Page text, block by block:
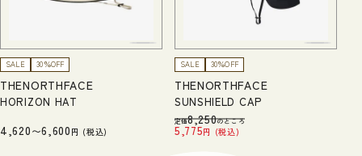
SALE 30％OFF
THENORTHFACE
HORIZON HAT
4,620〜6,600 税込
SALE 30％OFF
THENORTHFACE
SUNSHIELD CAP
定価8,250のところ
5,775 税込